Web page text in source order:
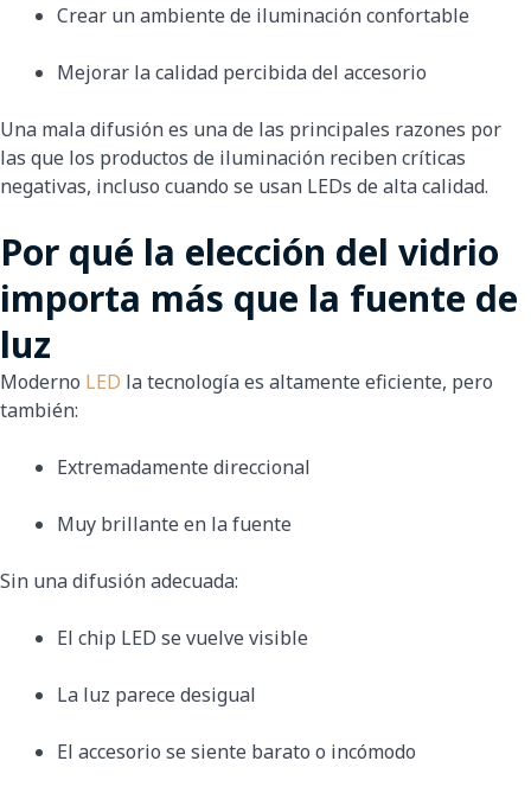
Crear un ambiente de iluminación confortable
Mejorar la calidad percibida del accesorio
Una mala difusión es una de las principales razones por
las que los productos de iluminación reciben críticas
negativas, incluso cuando se usan LEDs de alta calidad.
Por qué la elección del vidrio
importa más que la fuente de
luz
Moderno LED la tecnología es altamente eficiente, pero
también:
Extremadamente direccional
Muy brillante en la fuente
Sin una difusión adecuada:
El chip LED se vuelve visible
La luz parece desigual
El accesorio se siente barato o incómodo